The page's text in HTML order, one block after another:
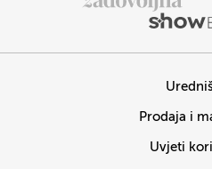
Prodaja i
Uvjeti